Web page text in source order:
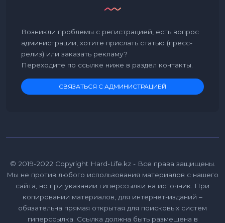
Возникли проблемы с регистрацией, есть вопрос
администрации, хотите прислать статью (пресс-
релиз) или заказать рекламу?
Переходите по ссылке ниже в раздел контакты.
СВЯЗАТЬСЯ С АДМИНИСТРАЦИЕЙ
© 2019-2022 Copyright Hard-Life.kz - Все права защищены.
Мы не против любого использования материалов с нашего
сайта, но при указании гиперссылки на источник. При
копировании материалов, для интернет-изданий –
обязательна прямая открытая для поисковых систем
гиперссылка. Ссылка должна быть размещена в